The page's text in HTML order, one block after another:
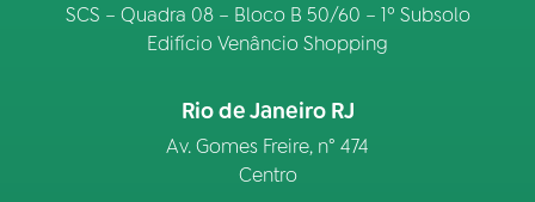
SCS – Quadra 08 – Bloco B 50/60 – 1º Subsolo
Edifício Venâncio Shopping
Rio de Janeiro RJ
Av. Gomes Freire, n° 474
Centro